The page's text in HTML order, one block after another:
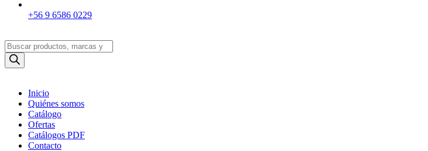
+56 9 6586 0229
Búsqueda
de
productos
Inicio
Quiénes somos
Catálogo
Ofertas
Catálogos PDF
Contacto